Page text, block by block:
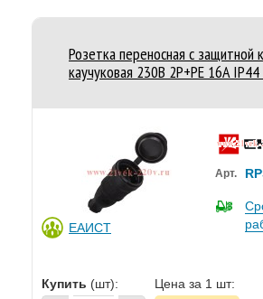
Розетка переносная с защитной
каучуковая 230В 2P+PE 16A IP44
ЕАИСТ
Арт.
Купить (шт): Цена за 1 шт: